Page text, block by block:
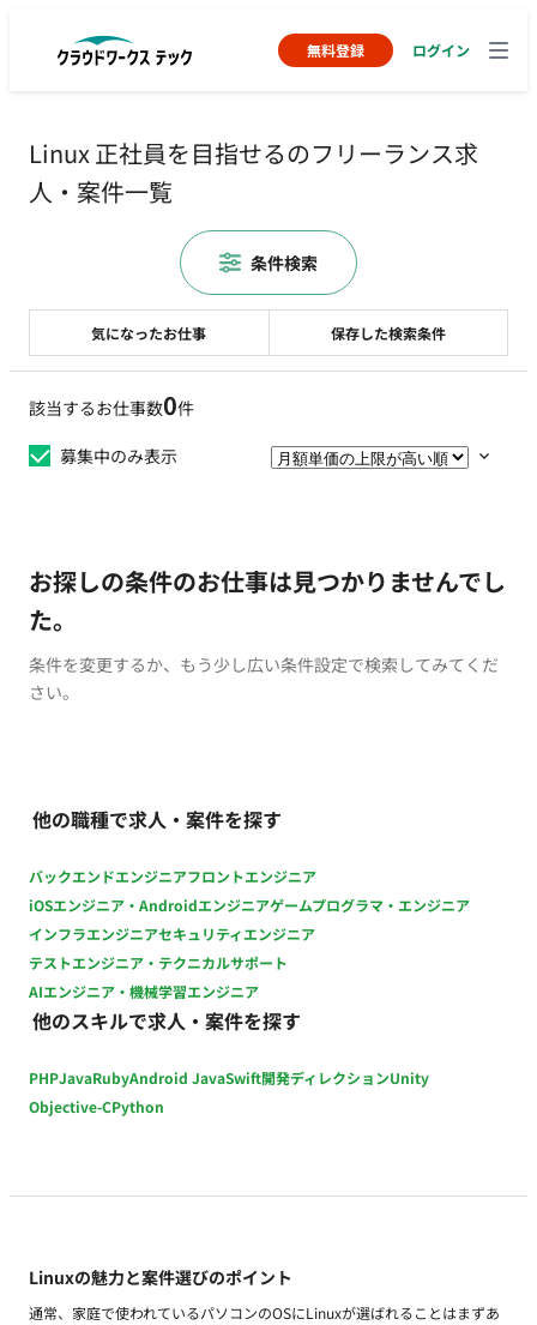
無料登録 ログイン
Linux 正社員を目指せるのフリーランス求
人・案件一覧
該当するお仕事数0件
募集中のみ表示
お探しの条件のお仕事は見つかりませんでし
た。
条件を変更するか、もう少し広い条件設定で検索してみてくだ
さい。
他の職種で求人・案件を探す
バックエンドエンジニアフロントエンジニア
iOSエンジニア・Androidエンジニアゲームプログラマ・エンジニア
インフラエンジニアセキュリティエンジニア
テストエンジニア・テクニカルサポート
AIエンジニア・機械学習エンジニア
他のスキルで求人・案件を探す
PHPJavaRubyAndroid JavaSwift開発ディレクションUnity
Objective-CPython
Linuxの魅力と案件選びのポイント
通常、家庭で使われているパソコンのOSにLinuxが選ばれることはまずあ
気になったお仕事 保存した検索条件
条件検索